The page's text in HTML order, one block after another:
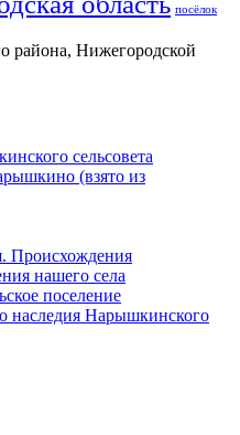
посёлок
района, Нижегородской
сельсовета
(взято из
Происхождения
нашего села
поселение
наследия Нарышкинского